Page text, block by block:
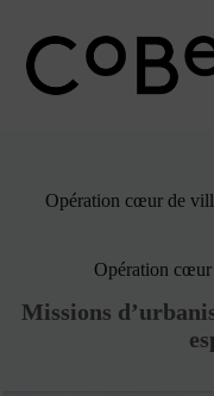
contenu
Opération cœur de
Opération cœur
Missions